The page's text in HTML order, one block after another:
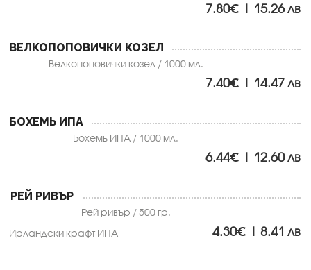
7.80€ | 15.26 лв
ВЕЛКОПОПОВИЧКИ КОЗЕЛ
Велкопоповички козел / 1000 мл.
7.40€ | 14.47 лв
БОХЕМЬ ИПА
Бохемь ИПА / 1000 мл.
6.44€ | 12.60 лв
РЕЙ РИВЪР
Рей ривър / 500 гр.
4.30€ | 8.41 лв
Ирландски крафт ИПА